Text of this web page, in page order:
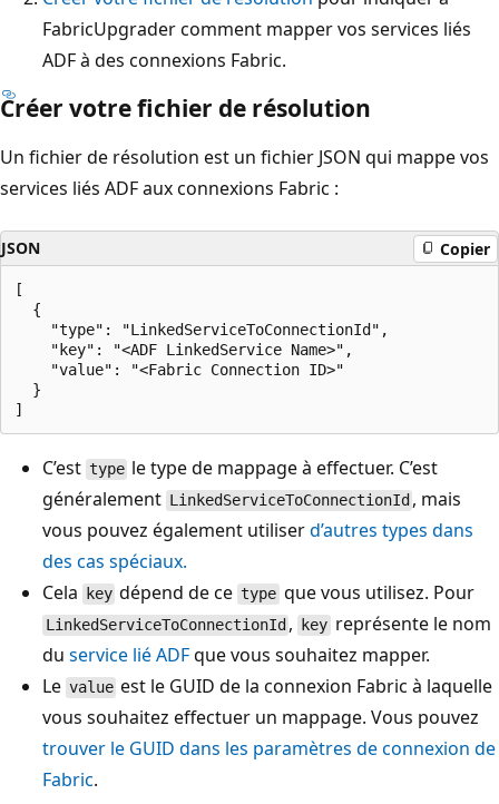
FabricUpgrader comment mapper vos services liés
ADF à des connexions Fabric.
Créer votre fichier de résolution
Un fichier de résolution est un fichier JSON qui mappe vos
services liés ADF aux connexions Fabric :
JSON Copier
[
  {
    "type": "LinkedServiceToConnectionId",
    "key": "<ADF LinkedService Name>",
    "value": "<Fabric Connection ID>"
  }
C’est type le type de mappage à effectuer. C’est
généralement LinkedServiceToConnectionId , mais
vous pouvez également utiliserd’autres types dans
des cas spéciaux.
Cela
key dépend de cetypeque vous utilisez. Pour
LinkedServiceToConnectionId , keyreprésente le nom
du service lié ADFque vous souhaitez mapper.
Le value est le GUID de la connexion Fabric à laquelle
vous souhaitez effectuer un mappage. Vous pouvez
trouver le GUID dans les paramètres de connexion de
Fabric.